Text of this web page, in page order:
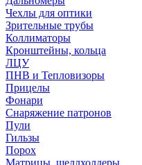
Чехлы для оптики
Зрительные трубы
Коллиматоры
Кронштейны, кольца
ЛЦУ
ПНВ и Тепловизоры
Прицелы
Фонари
Снаряжение патронов
Пули
Гильзы
Порох
Матрицы, шеллхолдеры